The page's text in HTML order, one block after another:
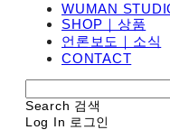
WUMAN
SHOP｜상품
언론보도｜소식
CONTACT
Search 검색
Log In 로그인